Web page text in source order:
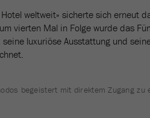
weltweit» sicherte sich erneut
vierten Mal in Folge wurde das
luxuriöse Ausstattung und
begeistert mit direktem Zugang zu